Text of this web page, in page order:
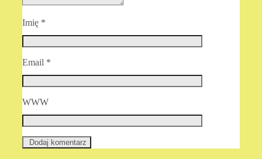
Imię *
Email *
WWW